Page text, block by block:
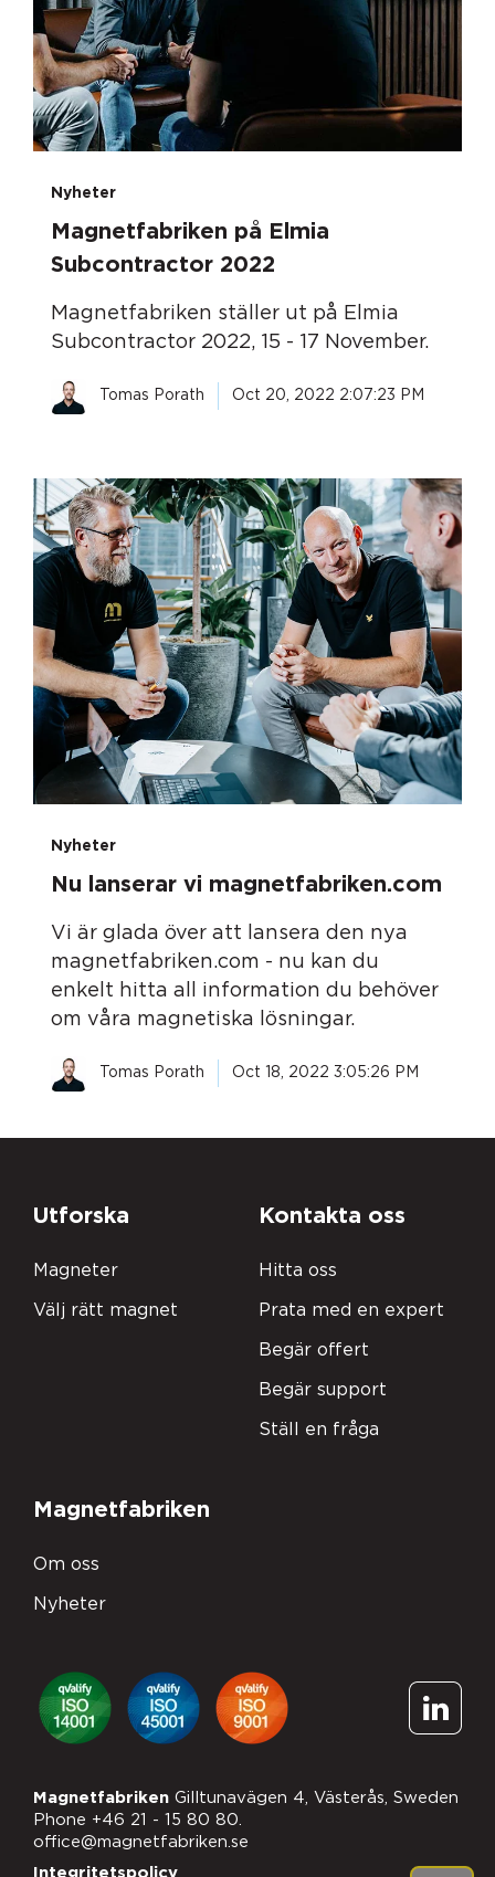
Nyheter
Magnetfabriken på Elmia
Subcontractor 2022
Magnetfabriken ställer ut på Elmia
Subcontractor 2022, 15 - 17 November.
Tomas Porath Oct 20, 2022 2:07:23 PM
Nyheter
Nu lanserar vi magnetfabriken.com
Vi är glada över att lansera den nya
magnetfabriken.com - nu kan du
enkelt hitta all information du behöver
om våra magnetiska lösningar.
Tomas Porath Oct 18, 2022 3:05:26 PM
Prenumerera på
uppdateringar från
Utforska
Magneter
Välj rätt magnet
Kontakta oss
Hitta oss
Prata med en expert
Begär offert
Begär support
Ställ en fråga
Magnetfabriken
Om oss
Nyheter
Magnetfabriken Gilltunavägen 4, Västerås, Sweden
Phone +46 21 - 15 80 80.
office@magnetfabriken.se
Integritetspolicy